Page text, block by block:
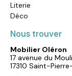
Literie
Déco
Nous trouver
Mobilier Oléron
17 avenue du
17310 Saint-